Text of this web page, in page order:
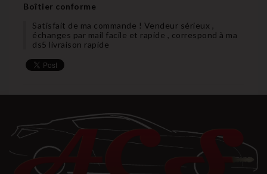
Boîtier conforme
Satisfait de ma commande ! Vendeur sérieux ,
échanges par mail facile et rapide , correspond à ma
ds5 livraison rapide